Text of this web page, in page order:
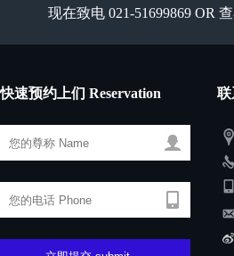
现在致电 021-51699869 OR
快速预约上们 Reservation 联